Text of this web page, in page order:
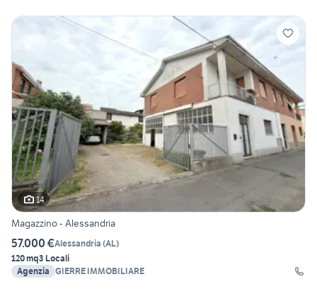
14
Magazzino - Alessandria
57.000 €Alessandria (AL)
120 mq3 Locali
Agenzia GIERRE IMMOBILIARE